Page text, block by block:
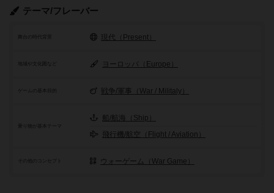
テーマ/フレーバー
舞台の時代背景 現代（Present）
地域や文化圏など ヨーロッパ（Europe）
ゲームの基本目的 戦争/軍事（War / Militaly）
乗り物が基本テーマ
船/航海（Ship）
飛行機/航空（Flight / Aviation）
その他のコンセプト ウォーゲーム（War Game）